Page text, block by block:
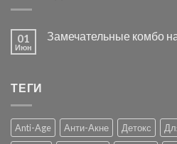
01
Июн
Замечательные комбо
ТЕГИ
Anti-Age Анти-Акне Детокс